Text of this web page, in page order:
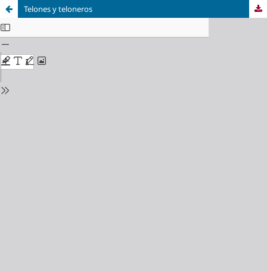
Telones y teloneros